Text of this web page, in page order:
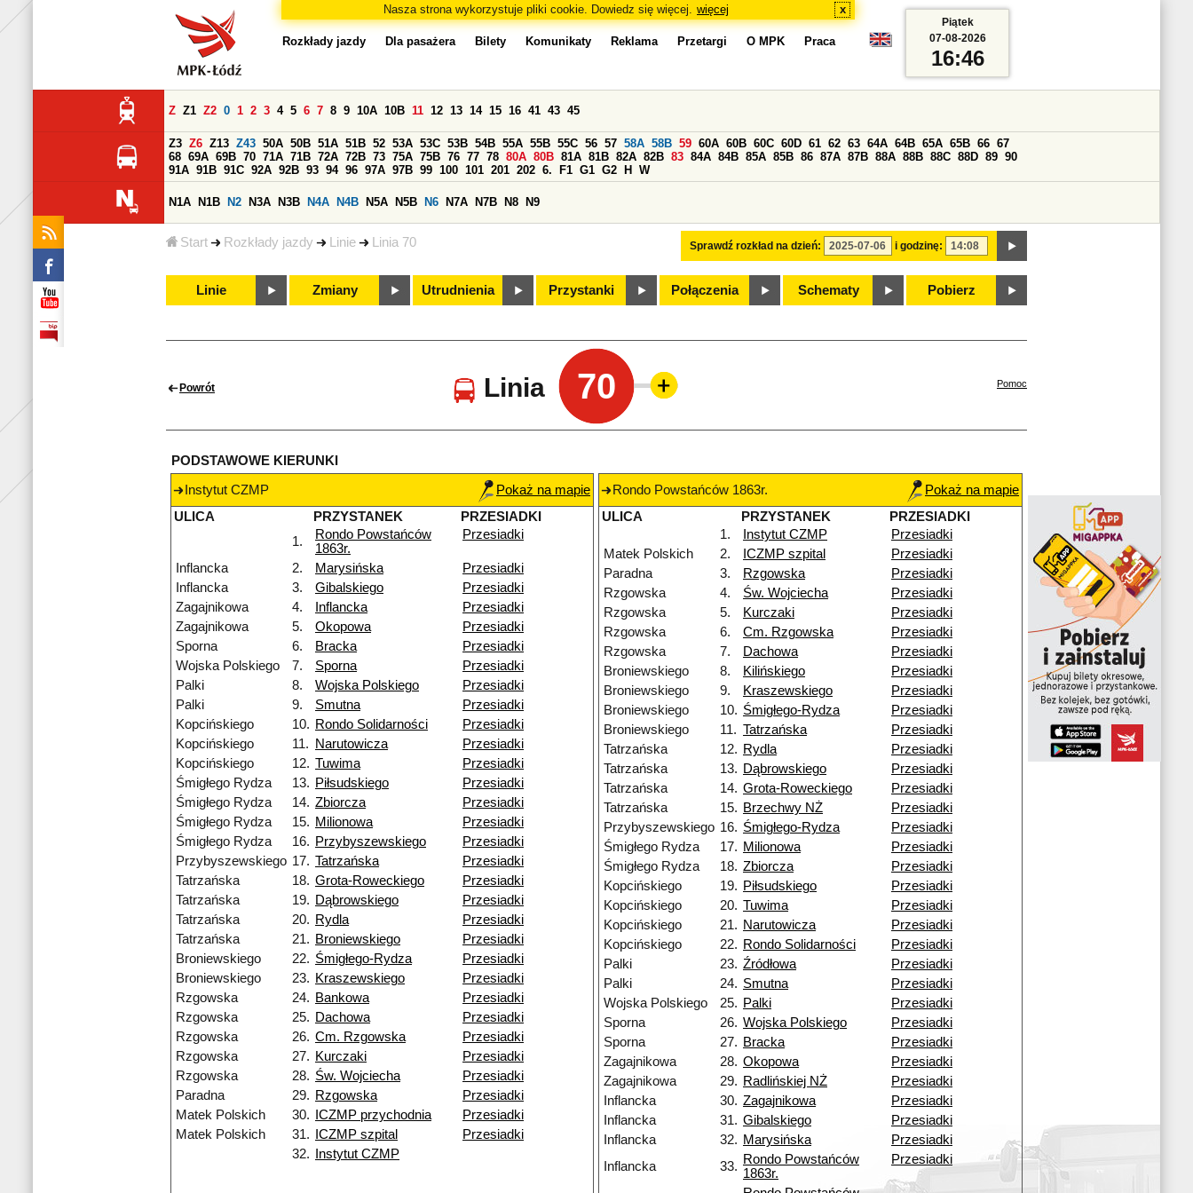
Nasza strona wykorzystuje pliki cookie. Dowiedz się więcej. więcej x
Start Rozkłady jazdy Linie Linia 70
Rozkłady jazdy Dla pasażera Bilety Komunikaty Reklama Przetargi O MPK Praca
Sprawdź rozkład na dzień: i godzinę:
Z Z1 Z2 0 1 2 3 4 5 6 7 8 9 10A 10B 11 12 13 14 15 16 41 43 45
Z3 Z6 Z13 Z43 50A 50B 51A 51B 52 53A 53C 53B 54B 55A 55B 55C 56 57 58A 58B 59 60A 60B 60C 60D 61 62 63 64A 64B 65A 65B 66 67
68 69A 69B 70 71A 71B 72A 72B 73 75A 75B 76 77 78 80A 80B 81A 81B 82A 82B 83 84A 84B 85A 85B 86 87A 87B 88A 88B 88C 88D 89 90
91A 91B 91C 92A 92B 93 94 96 97A 97B 99 100 101 201 202 6. F1 G1 G2 H W
N1A N1B N2 N3A N3B N4A N4B N5A N5B N6 N7A N7B N8 N9
Linie Zmiany Utrudnienia Przystanki Połączenia Schematy Pobierz
Piątek
07-08-2026
16:46
Powrót Linia 70 Pomoc
PODSTAWOWE KIERUNKI
Instytut CZMP
Pokaż na mapie
ULICA
PRZYSTANEK
PRZESIADKI
1.
Rondo Powstańców
1863r.
Przesiadki
Inflancka 2. Marysińska
Przesiadki
Inflancka
3. Gibalskiego
Przesiadki
Zagajnikowa
4. Inflancka
Przesiadki
Zagajnikowa
5. Okopowa
Przesiadki
Sporna
6. Bracka
Przesiadki
Wojska Polskiego
7. Sporna
Przesiadki
Palki
8. Wojska Polskiego
Przesiadki
Palki
9. Smutna
Przesiadki
Kopcińskiego
10. Rondo Solidarności
Przesiadki
Kopcińskiego
11. Narutowicza
Przesiadki
Kopcińskiego
12. Tuwima
Przesiadki
Śmigłego Rydza
13. Piłsudskiego
Przesiadki
Śmigłego Rydza
14. Zbiorcza
Przesiadki
Śmigłego Rydza
15. Milionowa
Przesiadki
Śmigłego Rydza
16. Przybyszewskiego
Przesiadki
Przybyszewskiego 17. Tatrzańska
Przesiadki
Tatrzańska
18. Grota-Roweckiego
Przesiadki
Tatrzańska
19. Dąbrowskiego
Przesiadki
Tatrzańska
20. Rydla
Przesiadki
Tatrzańska
21. Broniewskiego
Przesiadki
Broniewskiego
22. Śmigłego-Rydza
Przesiadki
Broniewskiego
23. Kraszewskiego
Przesiadki
Rzgowska
24. Bankowa
Przesiadki
Rzgowska
25. Dachowa
Przesiadki
Rzgowska
26. Cm. Rzgowska
Przesiadki
Rzgowska
27. Kurczaki
Przesiadki
Rzgowska
28. Św. Wojciecha
Przesiadki
Paradna
29. Rzgowska
Przesiadki
Matek Polskich
30. ICZMP przychodnia
Przesiadki
Matek Polskich
31. ICZMP szpital
Przesiadki
32.
Instytut CZMP
Rondo Powstańców 1863r.
Pokaż na mapie
ULICA
PRZYSTANEK
PRZESIADKI
1.
Instytut CZMP
Przesiadki
Matek Polskich
2. ICZMP szpital
Przesiadki
Paradna
3. Rzgowska
Przesiadki
Rzgowska
4. Św. Wojciecha
Przesiadki
Rzgowska
5. Kurczaki
Przesiadki
Rzgowska
6. Cm. Rzgowska
Przesiadki
Rzgowska
7. Dachowa
Przesiadki
Broniewskiego
8. Kilińskiego
Przesiadki
Broniewskiego
9. Kraszewskiego
Przesiadki
Broniewskiego
10. Śmigłego-Rydza
Przesiadki
Broniewskiego
11. Tatrzańska
Przesiadki
Tatrzańska
12. Rydla
Przesiadki
Tatrzańska
13. Dąbrowskiego
Przesiadki
Tatrzańska
14. Grota-Roweckiego
Przesiadki
Tatrzańska
15. Brzechwy NŻ
Przesiadki
Przybyszewskiego 16. Śmigłego-Rydza
Przesiadki
Śmigłego Rydza
17. Milionowa
Przesiadki
Śmigłego Rydza
18. Zbiorcza
Przesiadki
Kopcińskiego
19. Piłsudskiego
Przesiadki
Kopcińskiego
20. Tuwima
Przesiadki
Kopcińskiego
21. Narutowicza
Przesiadki
Kopcińskiego
22. Rondo Solidarności
Przesiadki
Palki
23. Źródłowa
Przesiadki
Palki
24. Smutna
Przesiadki
Wojska Polskiego
25. Palki
Przesiadki
Sporna
26. Wojska Polskiego
Przesiadki
Sporna
27. Bracka
Przesiadki
Zagajnikowa
28. Okopowa
Przesiadki
Zagajnikowa
29. Radlińskiej NŻ
Przesiadki
Inflancka
30. Zagajnikowa
Przesiadki
Inflancka
31. Gibalskiego
Przesiadki
Inflancka
32. Marysińska
Przesiadki
Inflancka
33. Rondo Powstańców
1863r.
Przesiadki